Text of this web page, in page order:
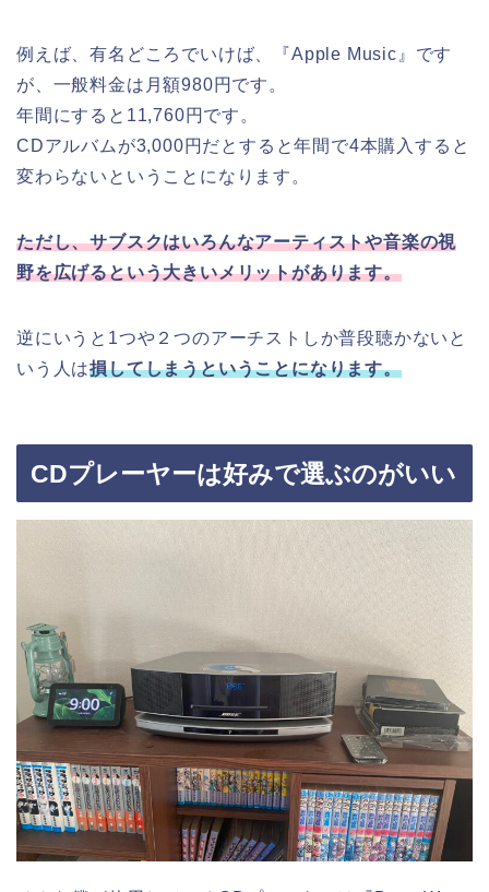
例えば、有名どころでいけば、『Apple Music』です
が、一般料金は月額980円です。
年間にすると11,760円です。
CDアルバムが3,000円だとすると年間で4本購入すると
変わらないということになります。
ただし、サブスクはいろんなアーティストや音楽の視
野を広げるという大きいメリットがあります。
逆にいうと1つや２つのアーチストしか普段聴かないと
いう人は損してしまうということになります。
CDプレーヤーは好みで選ぶのがいい